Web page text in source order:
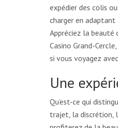
expédier des colis
charger en
Appréciez la
Casino Grand-
si vous voyagez
Une
Qu’est-ce qui
trajet, la discrétion,